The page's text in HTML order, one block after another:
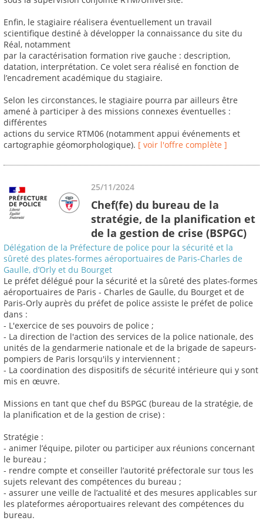
Enfin, le stagiaire réalisera éventuellement un travail
scientifique destiné à développer la connaissance du site du
Réal, notamment
par la caractérisation formation rive gauche : description,
datation, interprétation. Ce volet sera réalisé en fonction de
l’encadrement académique du stagiaire.
Selon les circonstances, le stagiaire pourra par ailleurs être
amené à participer à des missions connexes éventuelles :
différentes
actions du service RTM06 (notamment appui événements et
cartographie géomorphologique). [ voir l'offre complète ]
25/11/2024
Chef(fe) du bureau de la
stratégie, de la planification et
de la gestion de crise (BSPGC)
Délégation de la Préfecture de police pour la sécurité et la
sûreté des plates-formes aéroportuaires de Paris-Charles de
Gaulle, d’Orly et du Bourget
Le préfet délégué pour la sécurité et la sûreté des plates-formes
aéroportuaires de Paris - Charles de Gaulle, du Bourget et de
Paris-Orly auprès du préfet de police assiste le préfet de police
dans :
- L'exercice de ses pouvoirs de police ;
- La direction de l'action des services de la police nationale, des
unités de la gendarmerie nationale et de la brigade de sapeurs-
pompiers de Paris lorsqu'ils y interviennent ;
- La coordination des dispositifs de sécurité intérieure qui y sont
mis en œuvre.
Missions en tant que chef du BSPGC (bureau de la stratégie, de
la planification et de la gestion de crise) :
Stratégie :
- animer l’équipe, piloter ou participer aux réunions concernant
le bureau ;
- rendre compte et conseiller l’autorité préfectorale sur tous les
sujets relevant des compétences du bureau ;
- assurer une veille de l’actualité et des mesures applicables sur
les plateformes aéroportuaires relevant des compétences du
bureau.